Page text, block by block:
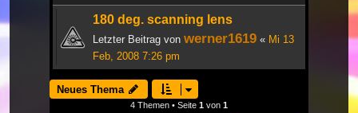
180 deg. scanning lens
Letzter Beitrag von werner1619 « Mi 13
Feb, 2008 7:26 pm
Neues Thema
4 Themen • Seite 1 von 1